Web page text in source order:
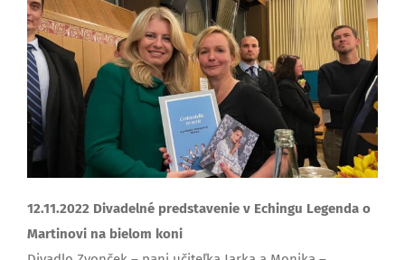
12.11.2022 Divadelné predstavenie v Echingu Legenda o
Martinovi na bielom koni